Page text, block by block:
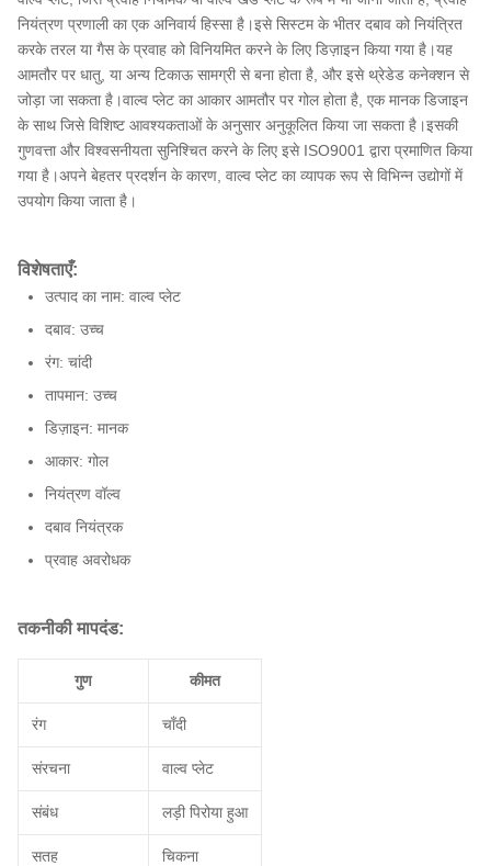
नियंत्रण प्रणाली का एक अनिवार्य हिस्सा है।इसे सिस्टम के भीतर दबाव को नियंत्रित
करके तरल या गैस के प्रवाह को विनियमित करने के लिए डिज़ाइन किया गया है।यह
आमतौर पर धातु, या अन्य टिकाऊ सामग्री से बना होता है, और इसे थ्रेडेड कनेक्शन से
जोड़ा जा सकता है।वाल्व प्लेट का आकार आमतौर पर गोल होता है, एक मानक डिजाइन
के साथ जिसे विशिष्ट आवश्यकताओं के अनुसार अनुकूलित किया जा सकता है।इसकी
गुणवत्ता और विश्वसनीयता सुनिश्चित करने के लिए इसे ISO9001 द्वारा प्रमाणित किया
गया है।अपने बेहतर प्रदर्शन के कारण, वाल्व प्लेट का व्यापक रूप से विभिन्न उद्योगों में
उपयोग किया जाता है।
विशेषताएँ:
उत्पाद का नाम: वाल्व प्लेट
दबाव: उच्च
रंग: चांदी
तापमान: उच्च
डिज़ाइन: मानक
आकार: गोल
नियंत्रण वॉल्व
दबाव नियंत्रक
प्रवाह अवरोधक
तकनीकी मापदंड:
गुण कीमत
रंग चाँदी
संरचना वाल्व प्लेट
संबंध लड़ी पिरोया हुआ
सतह चिकना